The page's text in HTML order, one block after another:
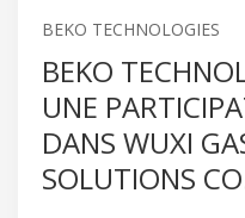
BEKO TECHNOLOGIES
BEKO
UNE
DANS WUXI
SOLUTIONS